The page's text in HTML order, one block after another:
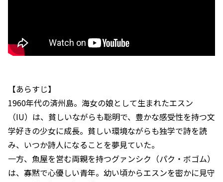
【あらすじ】
1960年代の済州島。海女の娘として生まれたエスン
（IU）は、貧しいながらも聡明で、豊かな感受性を持つ文
学好きの少女に成長。貧しい環境ながらも独学で詩を読
み、いつか詩人になることを夢見ていた。
一方、魚屋を営む両親を持つグァンシク（パク・ボゴム）
は、寡黙で心優しい青年。幼い頃からエスンを密かに見守